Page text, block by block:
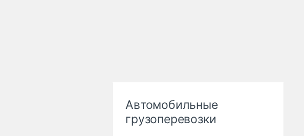
Автомобильные
грузоперевозки